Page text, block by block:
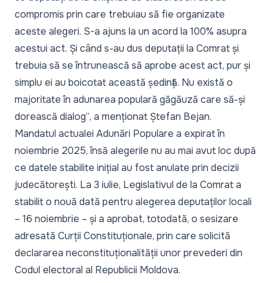
compromis prin care trebuiau să fie organizate
aceste alegeri. S-a ajuns la un acord la 100% asupra
acestui act. Și când s-au dus deputații la Comrat și
trebuia să se întrunească să aprobe acest act, pur și
simplu ei au boicotat această ședință. Nu există o
majoritate în adunarea populară găgăuză care să-și
dorească dialog”, a menționat Ștefan Bejan.
Mandatul actualei Adunări Populare a expirat în
noiembrie 2025, însă alegerile nu au mai avut loc după
ce datele stabilite inițial au fost anulate prin decizii
judecătorești. La 3 iulie, Legislativul de la Comrat a
stabilit o nouă dată pentru alegerea deputaților locali
– 16 noiembrie – și a aprobat, totodată, o sesizare
adresată Curții Constituționale, prin care solicită
declararea neconstituționalității unor prevederi din
Codul electoral al Republicii Moldova.